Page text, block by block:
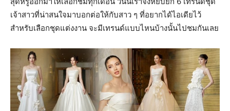
เจ้าสาวที่น่าสนใจมาบอกต่อให้กับสาว ๆ ที่อยากได้ไอเดียไว้
สำหรับเลือกชุดแต่งงาน จะมีเทรนด์แบบไหนบ้างนั้นไปชมกันเลย